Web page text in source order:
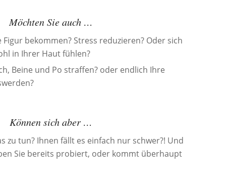
Möchten Sie auch …
Figur bekommen? Stress reduzieren? Oder sich
in Ihrer Haut fühlen?
Beine und Po straffen? oder endlich Ihre
Können sich aber …
zu tun? Ihnen fällt es einfach nur schwer?! Und
Sie bereits probiert, oder kommt überhaupt